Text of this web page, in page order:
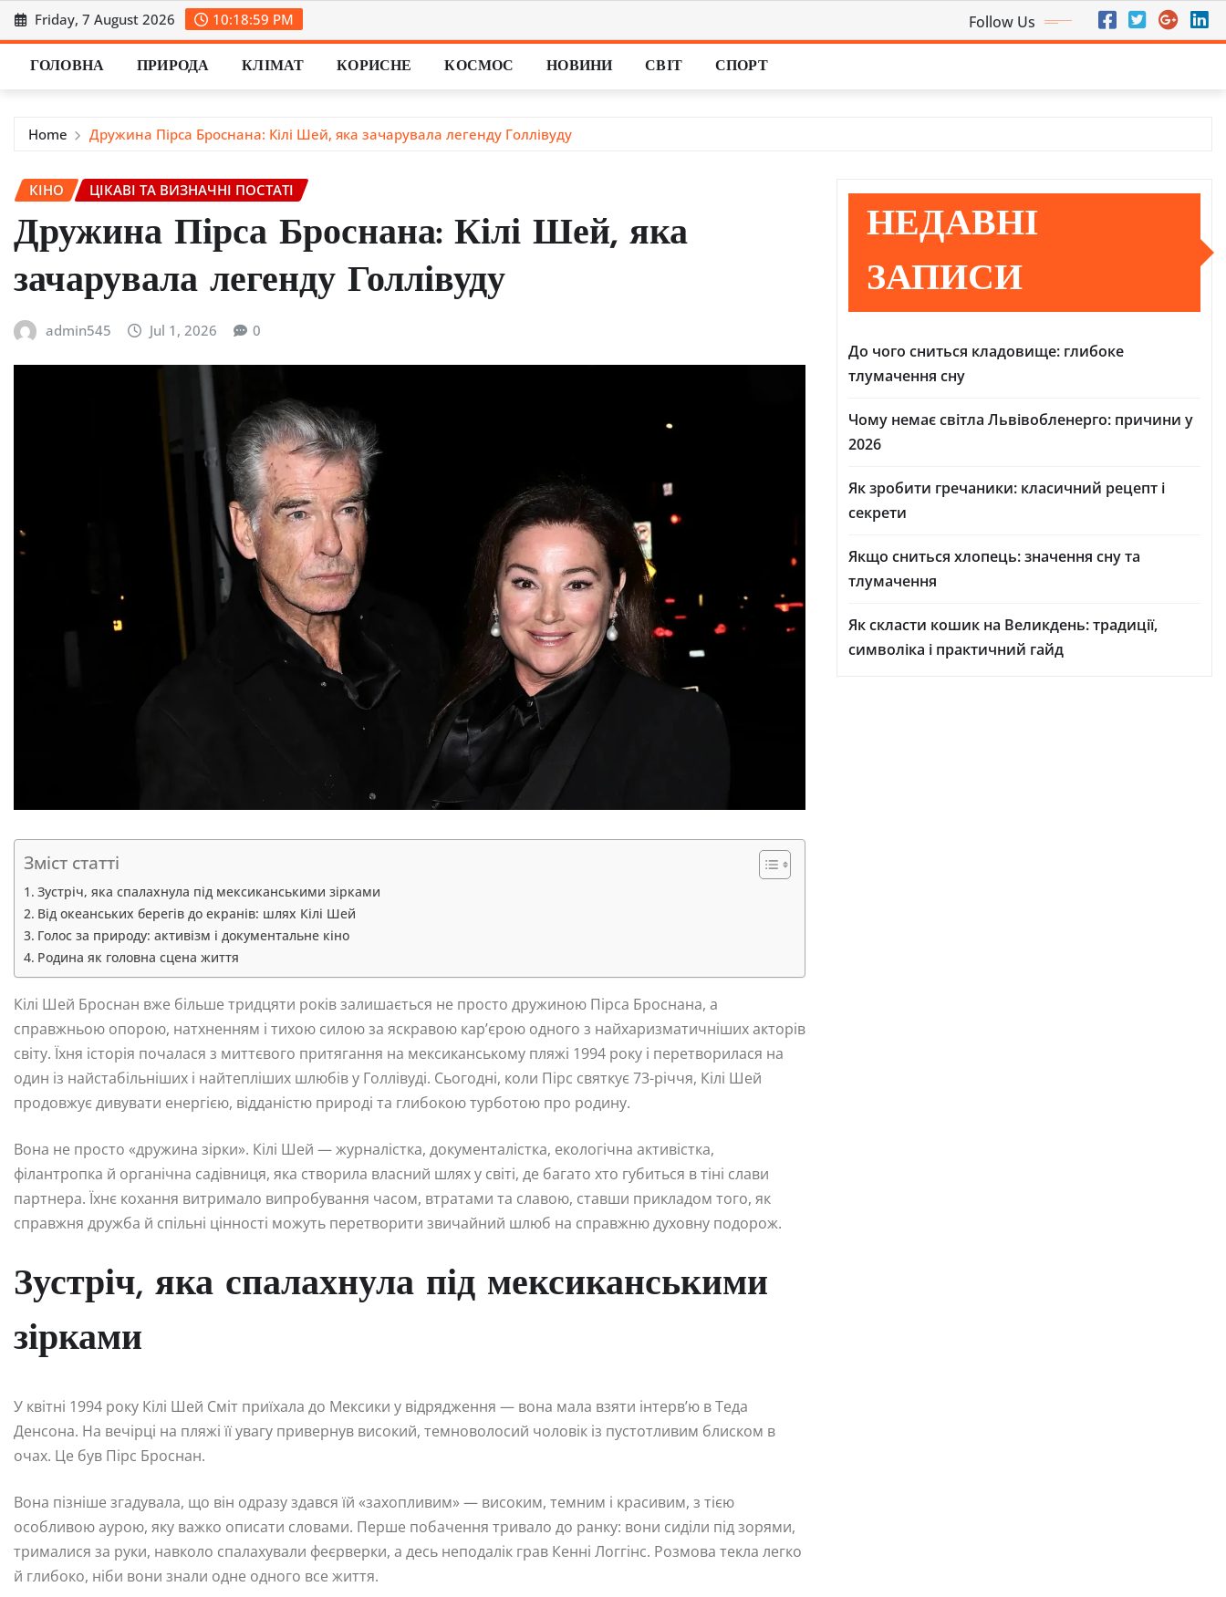
Skip
to
content
Friday, 7 August 2026 10:19:00 PM Follow Us
ГОЛОВНА ПРИРОДА КЛІМАТ КОРИСНЕ КОСМОС НОВИНИ СВІТ СПОРТ
Home Дружина Пірса Броснана: Кілі Шей, яка зачарувала легенду Голлівуду
КІНО ЦІКАВІ ТА ВИЗНАЧНІ ПОСТАТІ
Дружина Пірса Броснана: Кілі Шей, яка
зачарувала легенду Голлівуду
admin545 Jul 1, 2026 0
Зміст статті
Зустріч, яка спалахнула під мексиканськими зірками
Від океанських берегів до екранів: шлях Кілі Шей
Голос за природу: активізм і документальне кіно
Родина як головна сцена життя
Кілі Шей Броснан вже більше тридцяти років залишається не просто дружиною Пірса Броснана, а
справжньою опорою, натхненням і тихою силою за яскравою кар’єрою одного з найхаризматичніших акторів
світу. Їхня історія почалася з миттєвого притягання на мексиканському пляжі 1994 року і перетворилася на
один із найстабільніших і найтепліших шлюбів у Голлівуді. Сьогодні, коли Пірс святкує 73-річчя, Кілі Шей
продовжує дивувати енергією, відданістю природі та глибокою турботою про родину.
Вона не просто «дружина зірки». Кілі Шей — журналістка, документалістка, екологічна активістка,
філантропка й органічна садівниця, яка створила власний шлях у світі, де багато хто губиться в тіні слави
партнера. Їхнє кохання витримало випробування часом, втратами та славою, ставши прикладом того, як
справжня дружба й спільні цінності можуть перетворити звичайний шлюб на справжню духовну подорож.
Зустріч, яка спалахнула під мексиканськими
зірками
У квітні 1994 року Кілі Шей Сміт приїхала до Мексики у відрядження — вона мала взяти інтерв’ю в Теда
Денсона. На вечірці на пляжі її увагу привернув високий, темноволосий чоловік із пустотливим блиском в
очах. Це був Пірс Броснан.
Вона пізніше згадувала, що він одразу здався їй «захопливим» — високим, темним і красивим, з тією
особливою аурою, яку важко описати словами. Перше побачення тривало до ранку: вони сиділи під зорями,
трималися за руки, навколо спалахували феєрверки, а десь неподалік грав Кенні Логгінс. Розмова текла легко
й глибоко, ніби вони знали одне одного все життя.
НЕДАВНІ
ЗАПИСИ
До чого сниться кладовище: глибоке
тлумачення сну
Чому немає світла Львівобленерго: причини у
2026
Як зробити гречаники: класичний рецепт і
секрети
Якщо сниться хлопець: значення сну та
тлумачення
Як скласти кошик на Великдень: традиції,
символіка і практичний гайд